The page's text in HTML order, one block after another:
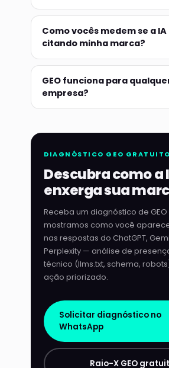
Como vocês medem se a
citando minha marca?
GEO funciona para
empresa?
DIAGNÓSTICO GEO GRATUITO
Descubra como a
enxerga sua
Receba um diagnóstico de
mostramos como você
nas respostas do ChatGPT,
Perplexity — análise de
técnico (llms.txt, schema,
ação priorizado.
Solicitar diagnóstico no
WhatsApp
Raio-X GEO